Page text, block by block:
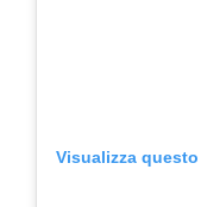
Visualizza